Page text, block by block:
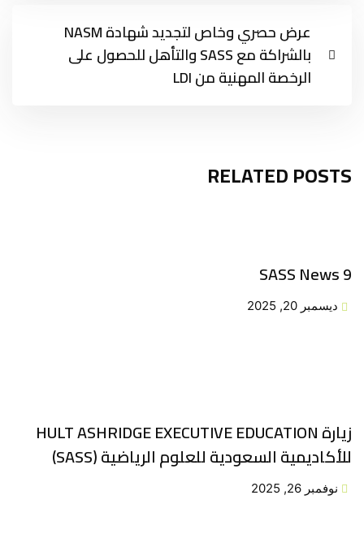
عرض حصري وخاص لتجديد شهادة NASM
بالشراكة مع SASS والتأهل للحصول على
الرخصة المهنية من LDI
RELATED POSTS
SASS News 9
ديسمبر 20, 2025
زيارة HULT ASHRIDGE EXECUTIVE EDUCATION
للأكاديمية السعودية للعلوم الرياضية (SASS)
نوفمبر 26, 2025